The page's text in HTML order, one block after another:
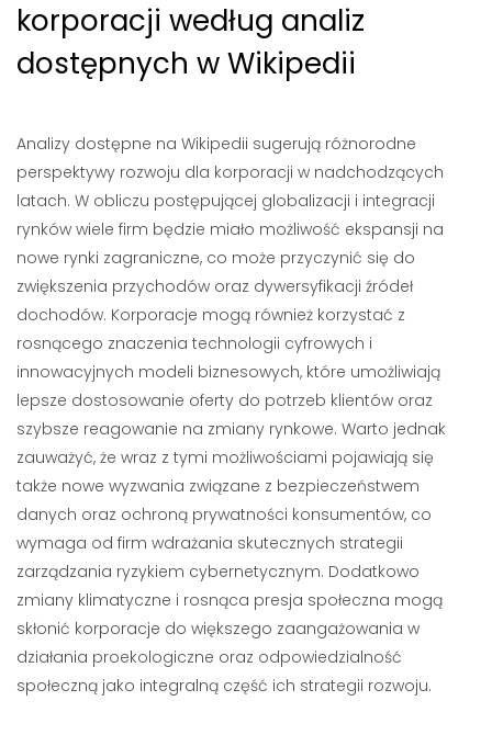
korporacji według analiz
dostępnych w Wikipedii
Analizy dostępne na Wikipedii sugerują różnorodne
perspektywy rozwoju dla korporacji w nadchodzących
latach. W obliczu postępującej globalizacji i integracji
rynków wiele firm będzie miało możliwość ekspansji na
nowe rynki zagraniczne, co może przyczynić się do
zwiększenia przychodów oraz dywersyfikacji źródeł
dochodów. Korporacje mogą również korzystać z
rosnącego znaczenia technologii cyfrowych i
innowacyjnych modeli biznesowych, które umożliwiają
lepsze dostosowanie oferty do potrzeb klientów oraz
szybsze reagowanie na zmiany rynkowe. Warto jednak
zauważyć, że wraz z tymi możliwościami pojawiają się
także nowe wyzwania związane z bezpieczeństwem
danych oraz ochroną prywatności konsumentów, co
wymaga od firm wdrażania skutecznych strategii
zarządzania ryzykiem cybernetycznym. Dodatkowo
zmiany klimatyczne i rosnąca presja społeczna mogą
skłonić korporacje do większego zaangażowania w
działania proekologiczne oraz odpowiedzialność
społeczną jako integralną część ich strategii rozwoju.